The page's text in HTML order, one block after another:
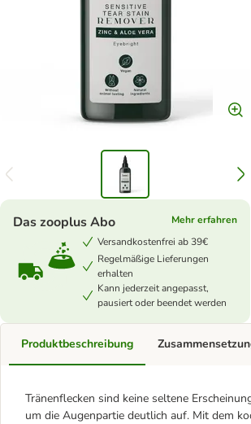
Das zooplus Abo
Mehr erfahren
Versandkostenfrei ab 39€
Regelmäßige Lieferungen
erhalten
Kann jederzeit angepasst,
pausiert oder beendet werden
Produktbeschreibung
Tränenflecken sind keine seltene
um die Augenpartie deutlich auf. Mit dem